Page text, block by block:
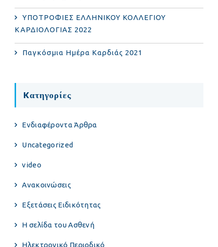
ΥΠΟΤΡΟΦΙΕΣ ΕΛΛΗΝΙΚΟΥ ΚΟΛΛΕΓΙΟΥ
ΚΑΡΔΙΟΛΟΓΙΑΣ 2022
Παγκόσμια Ημέρα Καρδιάς 2021
Kατηγορίες
Eνδιαφέροντα Άρθρα
Uncategorized
video
Ανακοινώσεις
Εξετάσεις Ειδικότητας
Η σελίδα του Ασθενή
Ηλεκτρονικό Περιοδικό